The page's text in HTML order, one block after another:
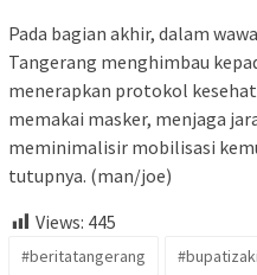
Pada bagian akhir, dalam
Tangerang menghimbau
menerapkan protokol
memakai masker, menjaga
meminimalisir mobilisasi
tutupnya. (man/joe)
Views: 445
#beritatangerang #bupatizaki